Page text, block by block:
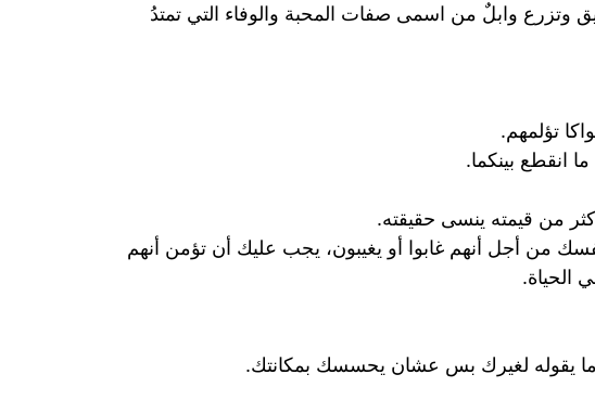
وابلٌ من اسمى صفات المحبة والوفاء التي تمتدُ
تؤلمهم.
انقطع بينكما.
من قيمته ينسى حقيقته.
من أجل أنهم غابوا أو يغيبون، يجب عليك أن تؤمن أنهم
الحياة.
يقوله لغيرك بس عشان يحسسك بمكانتك.